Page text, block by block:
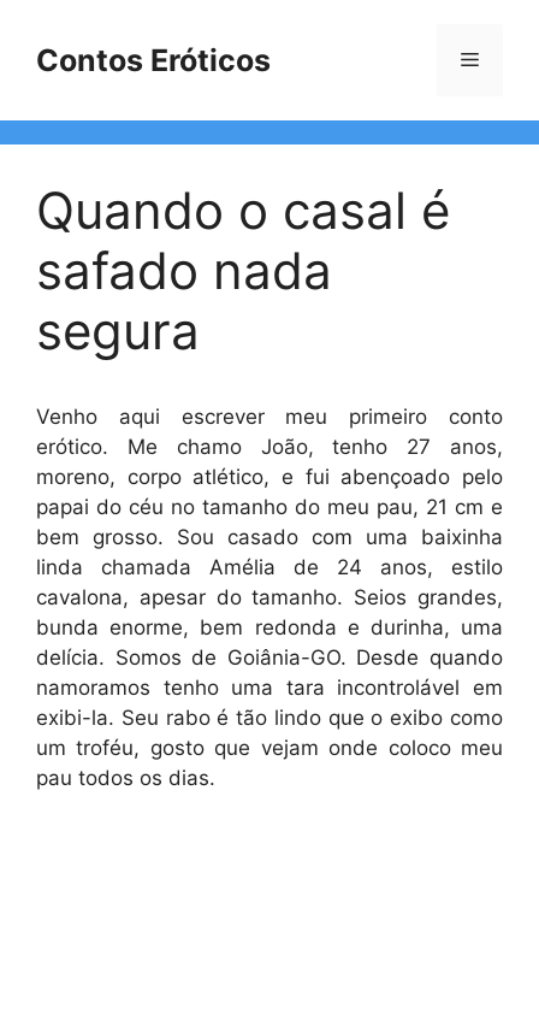
Contos Eróticos Menu
Quando o casal é
safado nada
segura
Venho aqui escrever meu primeiro conto
erótico. Me chamo João, tenho 27 anos,
moreno, corpo atlético, e fui abençoado pelo
papai do céu no tamanho do meu pau, 21 cm e
bem grosso. Sou casado com uma baixinha
linda chamada Amélia de 24 anos, estilo
cavalona, apesar do tamanho. Seios grandes,
bunda enorme, bem redonda e durinha, uma
delícia. Somos de Goiânia-GO. Desde quando
namoramos tenho uma tara incontrolável em
exibi-la. Seu rabo é tão lindo que o exibo como
um troféu, gosto que vejam onde coloco meu
pau todos os dias.